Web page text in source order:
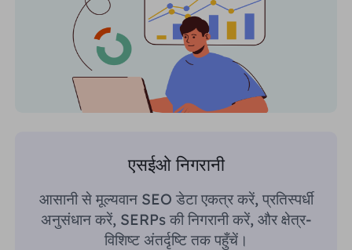
एसईओ निगरानी
आसानी से मूल्यवान SEO डेटा एकत्र करें, प्रतिस्पर्धी
अनुसंधान करें, SERPs की निगरानी करें, और क्षेत्र-
विशिष्ट अंतर्दृष्टि तक पहुँचें।